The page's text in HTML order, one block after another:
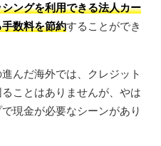
ングを利用できる法人カー
数料を節約することができ
んだ海外では、クレジット
ことはありませんが、やは
現金が必要なシーンがあり